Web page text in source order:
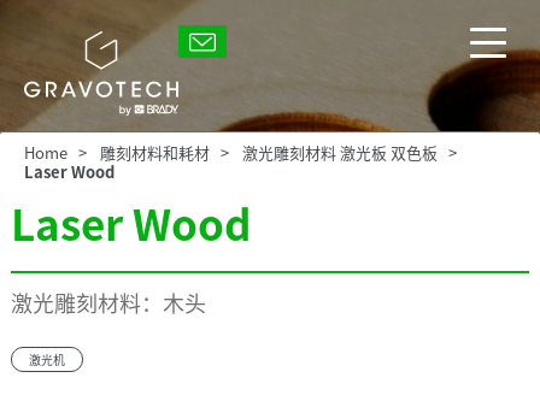
content
Gravotech
显
藏
Home 雕刻材料和耗材
激光雕刻材料 激光板 双色板
Laser Wood
Laser Wood
激光雕刻材料：木头
激光机